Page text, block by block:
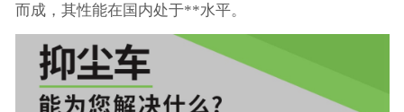
而成，其性能在国内处于**水平。